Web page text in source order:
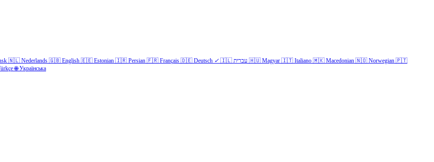
🇳🇱 Nederlands 🇬🇧 English 🇪🇪 Estonian 🇮🇷 Persian 🇫🇷 Français 🇩🇪 Deutsch ✓ 🇮🇱 עברית 🇭🇺 Magyar 🇮🇹 Italiano 🇲🇰 Macedonian 🇳🇴 Norwegian 🇵🇹
🌐 Українська